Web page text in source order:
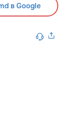
в Google